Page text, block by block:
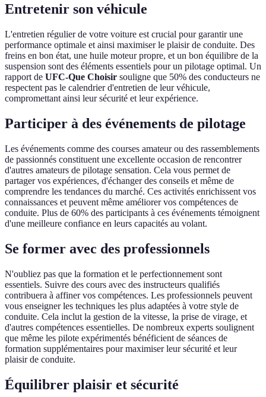
Entretenir son véhicule
L'entretien régulier de votre voiture est crucial pour garantir une
performance optimale et ainsi maximiser le plaisir de conduite. Des
freins en bon état, une huile moteur propre, et un bon équilibre de la
suspension sont des éléments essentiels pour un pilotage optimal. Un
rapport de UFC-Que Choisir souligne que 50% des conducteurs ne
respectent pas le calendrier d'entretien de leur véhicule,
compromettant ainsi leur sécurité et leur expérience.
Participer à des événements de pilotage
Les événements comme des courses amateur ou des rassemblements
de passionnés constituent une excellente occasion de rencontrer
d'autres amateurs de pilotage sensation. Cela vous permet de
partager vos expériences, d'échanger des conseils et même de
comprendre les tendances du marché. Ces activités enrichissent vos
connaissances et peuvent même améliorer vos compétences de
conduite. Plus de 60% des participants à ces événements témoignent
d'une meilleure confiance en leurs capacités au volant.
Se former avec des professionnels
N'oubliez pas que la formation et le perfectionnement sont
essentiels. Suivre des cours avec des instructeurs qualifiés
contribuera à affiner vos compétences. Les professionnels peuvent
vous enseigner les techniques les plus adaptées à votre style de
conduite. Cela inclut la gestion de la vitesse, la prise de virage, et
d'autres compétences essentielles. De nombreux experts soulignent
que même les pilote expérimentés bénéficient de séances de
formation supplémentaires pour maximiser leur sécurité et leur
plaisir de conduite.
Équilibrer plaisir et sécurité